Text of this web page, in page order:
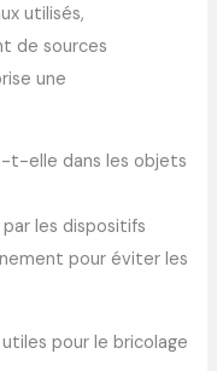
utilisés,
de sources
une
t-elle dans les objets
les dispositifs
pour éviter les
pour le bricolage